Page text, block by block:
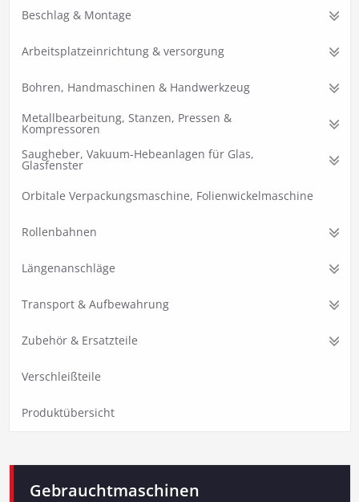
Beschlag & Montage
Arbeitsplatzeinrichtung & versorgung
Bohren, Handmaschinen & Handwerkzeug
Metallbearbeitung, Stanzen, Pressen &
Kompressoren
Saugheber, Vakuum-Hebeanlagen für Glas,
Glasfenster
Orbitale Verpackungsmaschine, Folienwickelmaschine
Rollenbahnen
Längenanschläge
Transport & Aufbewahrung
Zubehör & Ersatzteile
Verschleißteile
Produktübersicht
Gebrauchtmaschinen